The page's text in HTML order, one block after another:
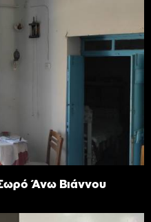
Σωρό Άνω Βιάννου